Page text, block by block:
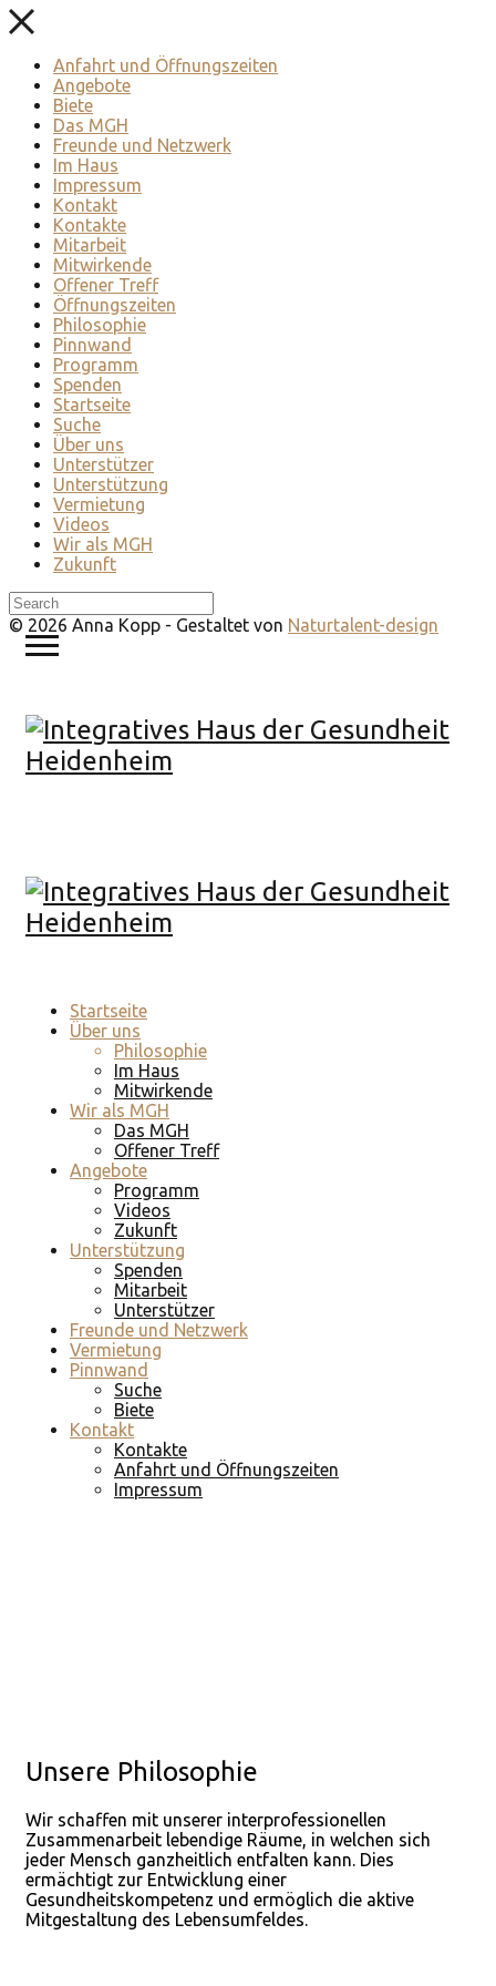
Anfahrt und Öffnungszeiten
Angebote
Biete
Das MGH
Freunde und Netzwerk
Im Haus
Impressum
Kontakt
Kontakte
Mitarbeit
Mitwirkende
Offener Treff
Öffnungszeiten
Philosophie
Pinnwand
Programm
Spenden
Startseite
Suche
Über uns
Unterstützer
Unterstützung
Vermietung
Videos
Wir als MGH
Zukunft
© 2026 Anna Kopp - Gestaltet von Naturtalent-design
Startseite
Über uns
Philosophie
Im Haus
Mitwirkende
Wir als MGH
Das MGH
Offener Treff
Angebote
Programm
Videos
Zukunft
Unterstützung
Spenden
Mitarbeit
Unterstützer
Freunde und Netzwerk
Vermietung
Pinnwand
Suche
Biete
Kontakt
Kontakte
Anfahrt und Öffnungszeiten
Impressum
Unsere Philosophie
Wir schaffen mit unserer interprofessionellen
Zusammenarbeit lebendige Räume, in welchen sich
jeder Mensch ganzheitlich entfalten kann. Dies
ermächtigt zur Entwicklung einer
Gesundheitskompetenz und ermöglich die aktive
Mitgestaltung des Lebensumfeldes.